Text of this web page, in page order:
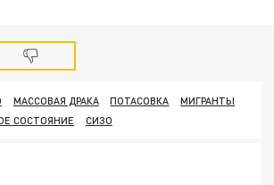
МАССОВАЯ ДРАКА ПОТАСОВКА
МИГРАНТЫ
СОСТОЯНИЕ СИЗО